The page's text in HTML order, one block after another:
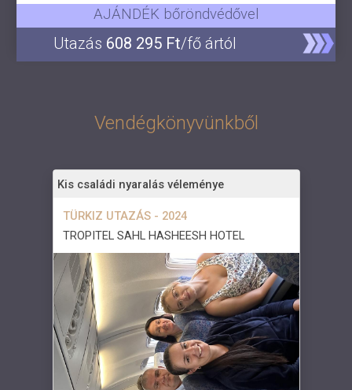
AJÁNDÉK bőröndvédővel
Utazás 608 295 Ft/fő ártól
Vendégkönyvünkből
Kis családi nyaralás véleménye
TÜRKIZ UTAZÁS - 2024
TROPITEL SAHL HASHEESH HOTEL